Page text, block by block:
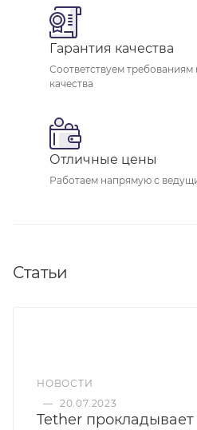
Гарантия качества
Соответствуем требованиям
качества
Отличные цены
Работаем напрямую с
Статьи
НОВОСТИ
— 20.07.2023
Tether прокладывает